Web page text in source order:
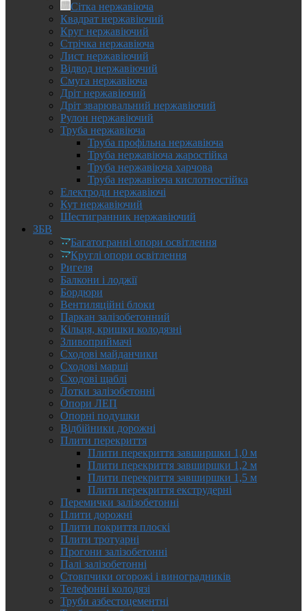
Сітка нержавіюча
Квадрат нержавіючий
Круг нержавіючий
Стрічка нержавіюча
Лист нержавіючий
Відвод нержавіючий
Смуга нержавіюча
Дріт нержавіючий
Дріт зварювальний нержавіючий
Рулон нержавіючий
Труба нержавіюча
Труба профільна нержавіюча
Труба нержавіюча жаростійка
Труба нержавіюча харчова
Труба нержавіюча кислотностійка
Електроди нержавіючі
Кут нержавіючий
Шестигранник нержавіючий
ЗБВ
Багатогранні опори освітлення
Круглі опори освітлення
Ригеля
Балкони і лоджії
Бордюри
Вентиляційні блоки
Паркан залізобетонний
Кільця, кришки колодязні
Зливоприймачі
Сходові майданчики
Сходові марші
Сходові щаблі
Лотки залізобетонні
Опори ЛЕП
Опорні подушки
Відбійники дорожні
Плити перекриття
Плити перекриття завширшки 1,0 м
Плити перекриття завширшки 1,2 м
Плити перекриття завширшки 1,5 м
Плити перекриття екструдерні
Перемички залізобетонні
Плити дорожні
Плити покриття плоскі
Плити тротуарні
Прогони залізобетонні
Палі залізобетонні
Стовпчики огорожі і виноградників
Телефонні колодязі
Труби азбестоцементні